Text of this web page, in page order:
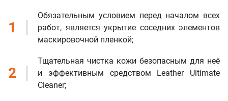
1
Обязательным условием перед началом всех
работ, является укрытие соседних элементов
маскировочной пленкой;
2
Тщательная чистка кожи безопасным для неё
и эффективным средством Leather Ultimate
Cleaner;